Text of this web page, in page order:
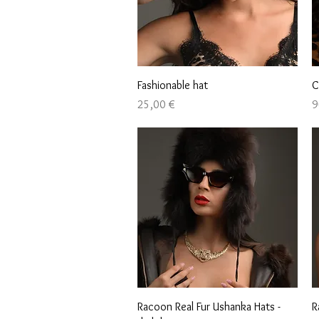
Быстрый просмотр
Fashionable hat
Цена
25,00 €
Быстрый просмотр
Racoon Real Fur Ushanka Hats -